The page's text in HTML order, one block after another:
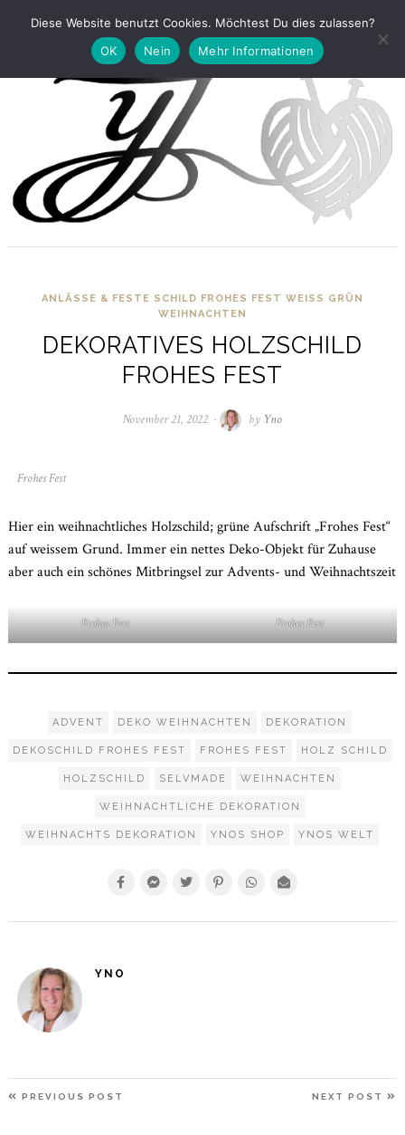
ANLÄSSE & FESTE SCHILD FROHES FEST WEISS GRÜN
WEIHNACHTEN
DEKORATIVES HOLZSCHILD
FROHES FEST
November 21, 2022 Novemberby Yno
Frohes Fest
Hier ein weihnachtliches Holzschild; grüne Aufschrift „Frohes Fest“
auf weissem Grund. Immer ein nettes Deko-Objekt für Zuhause
aber auch ein schönes Mitbringsel zur Advents- und Weihnachtszeit
Frohes Fest Frohes Fest
ADVENT DEKO WEIHNACHTEN DEKORATION
DEKOSCHILD FROHES FEST FROHES FEST HOLZ SCHILD
HOLZSCHILD SELVMADE WEIHNACHTEN
WEIHNACHTLICHE DEKORATION
WEIHNACHTS DEKORATION YNOS SHOP YNOS WELT
YNO
PREVIOUS POST NEXT POST
Diese Website benutzt Cookies. Möchtest Du dies zulassen?
OK
Nein Mehr Informationen